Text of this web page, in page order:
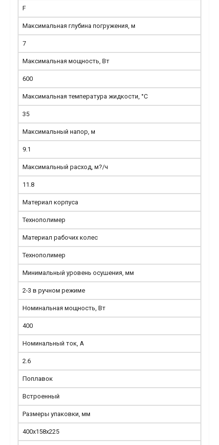
F
Максимальная глубина погружения, м
7
Максимальная мощность, Вт
600
Максимальная температура жидкости, °С
35
Максимальный напор, м
9.1
Максимальный расход, м?/ч
11.8
Материал корпуса
Технополимер
Материал рабочих колес
Технополимер
Минимальный уровень осушения, мм
2-3 в ручном режиме
Номинальная мощность, Вт
400
Номинальный ток, А
2.6
Поплавок
Встроенный
Размеры упаковки, мм
400х158х225